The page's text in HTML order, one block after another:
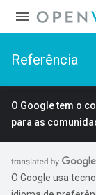
Referência
O Google tem o
para as
O Google usa